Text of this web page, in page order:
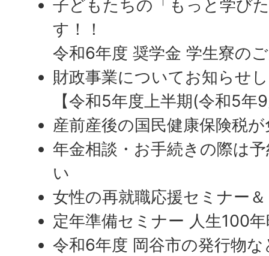
子どもたちの「もっと学び
す！！
令和6年度 奨学金 学生寮の
財政事業についてお知らせ
【令和5年度上半期(令和5年
産前産後の国民健康保険税
年金相談・お手続きの際は
い
女性の再就職応援セミナー
定年準備セミナー 人生100
令和6年度 岡谷市の発行物